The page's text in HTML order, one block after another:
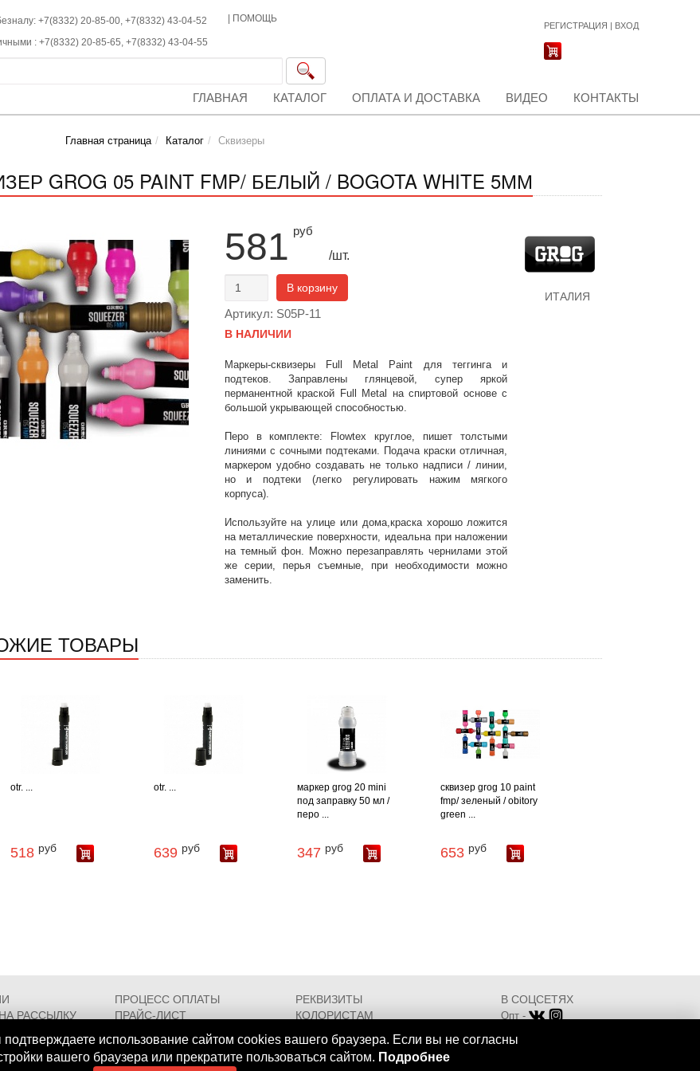
+7(8332) 20-85-00, +7(8332) 43-04-52
: +7(8332) 20-85-65, +7(8332) 43-04-55
ПОМОЩЬ
РЕГИСТРАЦИЯ | ВХОД
ГЛАВНАЯ КАТАЛОГ ОПЛАТА И ДОСТАВКА ВИДЕО КОНТАКТЫ
Главная страница Каталог Сквизеры
GROG 05 PAINT FMP/ БЕЛЫЙ / BOGOTA WHITE 5ММ
581 руб
/шт.
В корзину
Артикул: S05P-11
В НАЛИЧИИ
Маркеры-сквизеры Full Metal Paint для теггинга и
подтеков. Заправлены глянцевой, супер яркой
перманентной краской Full Metal на спиртовой основе с
большой укрывающей способностью.
Перо в комплекте: Flowtex круглое, пишет толстыми
линиями с сочными подтеками. Подача краски отличная,
маркером удобно создавать не только надписи / линии,
но и подтеки (легко регулировать нажим мягкого
корпуса).
Используйте на улице или дома,краска хорошо ложится
на металлические поверхности, идеальна при наложении
на темный фон. Можно перезаправлять чернилами этой
же серии, перья съемные, при необходимости можно
заменить.
ИТАЛИЯ
ТОВАРЫ
otr. ...
518 руб
otr. ...
639 руб
маркер grog 20 mini
под заправку 50 мл /
перо ...
347 руб
сквизер grog 10 paint
fmp/ зеленый / obitory
green ...
653 руб
использование сайтом cookies вашего браузера. Если вы не согласны
вашего браузера или прекратите пользоваться сайтом. Подробнее
ПРОЦЕСС ОПЛАТЫ
РЕКВИЗИТЫ
РАССЫЛКУ
ПРАЙС-ЛИСТ
КОЛОРИСТАМ
В СОЦСЕТЯХ
Опт -